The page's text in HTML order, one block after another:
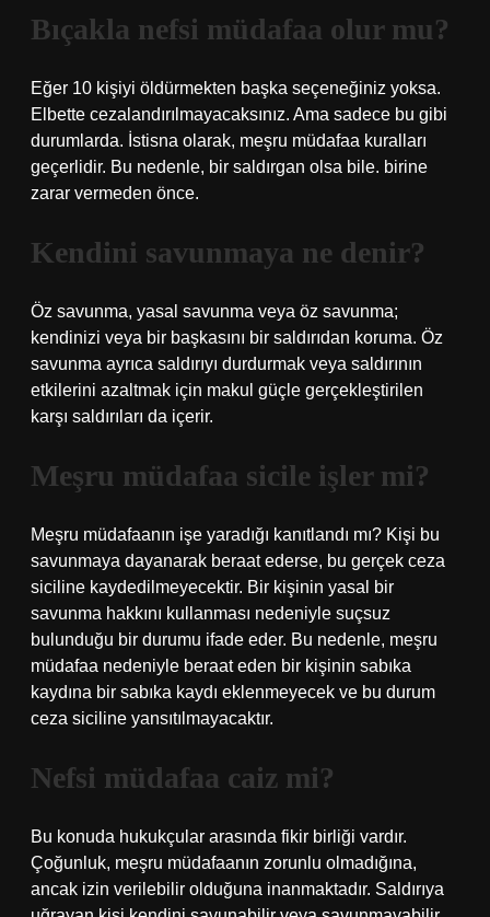
Bıçakla nefsi müdafaa olur mu?
Eğer 10 kişiyi öldürmekten başka seçeneğiniz yoksa.
Elbette cezalandırılmayacaksınız. Ama sadece bu gibi
durumlarda. İstisna olarak, meşru müdafaa kuralları
geçerlidir. Bu nedenle, bir saldırgan olsa bile. birine
zarar vermeden önce.
Kendini savunmaya ne denir?
Öz savunma, yasal savunma veya öz savunma;
kendinizi veya bir başkasını bir saldırıdan koruma. Öz
savunma ayrıca saldırıyı durdurmak veya saldırının
etkilerini azaltmak için makul güçle gerçekleştirilen
karşı saldırıları da içerir.
Meşru müdafaa sicile işler mi?
Meşru müdafaanın işe yaradığı kanıtlandı mı? Kişi bu
savunmaya dayanarak beraat ederse, bu gerçek ceza
siciline kaydedilmeyecektir. Bir kişinin yasal bir
savunma hakkını kullanması nedeniyle suçsuz
bulunduğu bir durumu ifade eder. Bu nedenle, meşru
müdafaa nedeniyle beraat eden bir kişinin sabıka
kaydına bir sabıka kaydı eklenmeyecek ve bu durum
ceza siciline yansıtılmayacaktır.
Nefsi müdafaa caiz mi?
Bu konuda hukukçular arasında fikir birliği vardır.
Çoğunluk, meşru müdafaanın zorunlu olmadığına,
ancak izin verilebilir olduğuna inanmaktadır. Saldırıya